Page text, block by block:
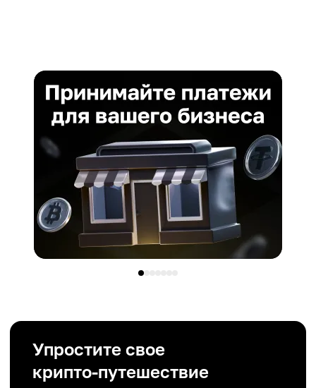
Упростите свое
крипто-путешествие